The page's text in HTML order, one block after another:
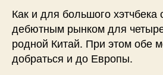
Как и для большого хэтчбека
дебютным рынком для
родной Китай. При этом обе
добраться и до Европы.